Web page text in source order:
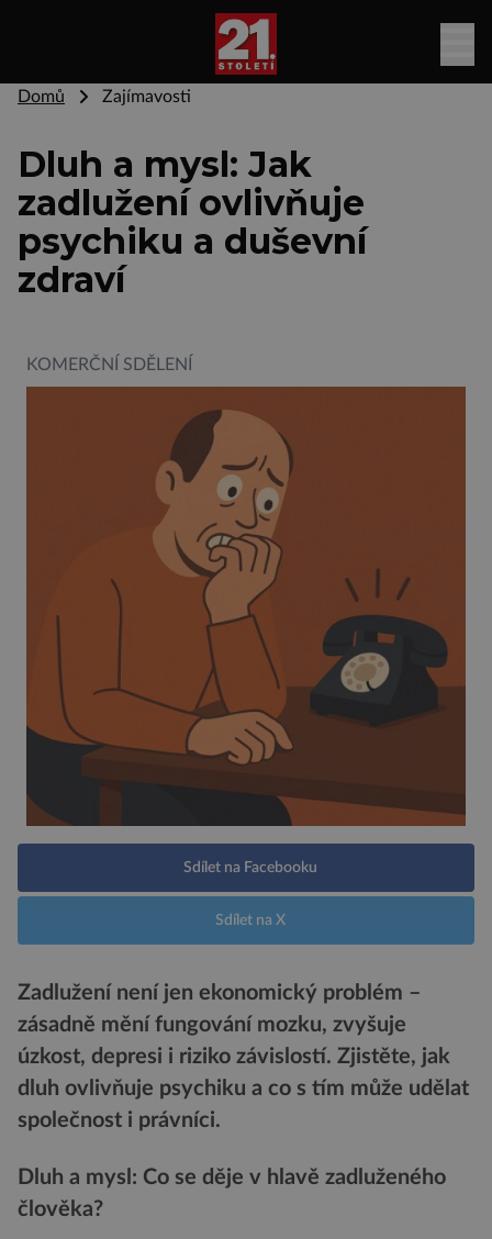
Domů Zajímavosti
Dluh a mysl: Jak
zadlužení ovlivňuje
psychiku a duševní
zdraví
KOMERČNÍ SDĚLENÍ
Sdílet na Facebooku
Sdílet na X
Zadlužení není jen ekonomický problém –
zásadně mění fungování mozku, zvyšuje
úzkost, depresi i riziko závislostí. Zjistěte, jak
dluh ovlivňuje psychiku a co s tím může udělat
společnost i právníci.
Dluh a mysl: Co se děje v hlavě zadluženého
člověka?